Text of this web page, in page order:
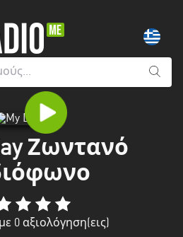
Ζωντανό
0 αξιολόγηση(εις)